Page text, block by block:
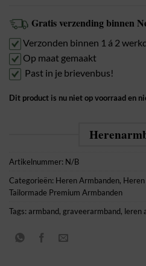
Gratis verzending binnen
Verzonden binnen 1 á 2
Op maat gemaakt
Past in je brievenbus!
Dit product is nu niet op voorraad en
Artikelnummer: N/B
Categorieën: Heren Armbanden,
Tailormade Premium Armbanden
Tags: armband, graveerarmband, leren